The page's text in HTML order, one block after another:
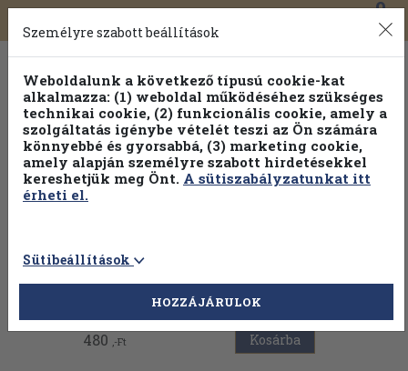
Toggle
navigation
0
Vissza az előző oldalra
480 ,-Ft Kosárba
Személyre szabott beállítások
Weboldalunk a következő típusú cookie-kat
alkalmazza: (1) weboldal működéséhez szükséges
technikai cookie, (2) funkcionális cookie, amely a
szolgáltatás igénybe vételét teszi az Ön számára
könnyebbé és gyorsabbá, (3) marketing cookie,
amely alapján személyre szabott hirdetésekkel
kereshetjük meg Önt. A sütiszabályzatunkat itt
érheti el.
Sütibeállítások
HOZZÁJÁRULOK